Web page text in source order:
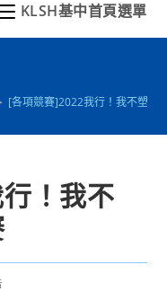
KLSH基中首頁選單
[各項競賽]2022我行！我不塑！
！我不